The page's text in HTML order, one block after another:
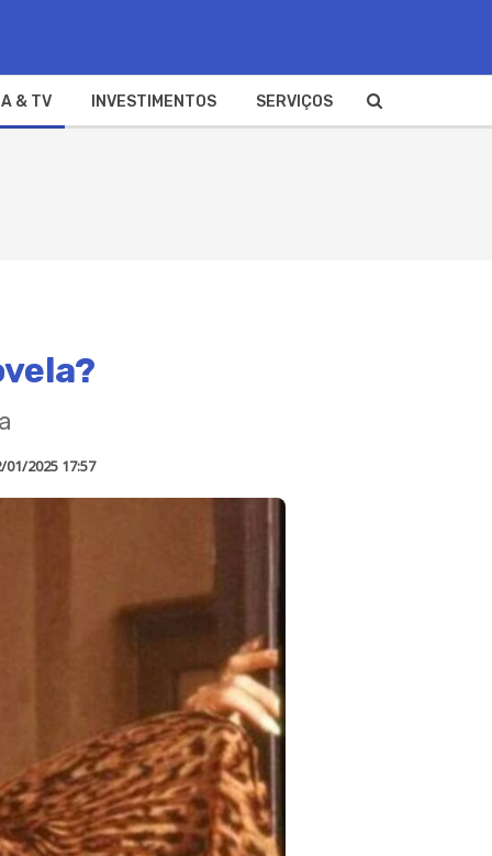
& TV INVESTIMENTOS SERVIÇOS
01/2025 17:57